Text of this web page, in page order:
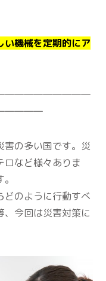
機械を定期的にア
害の多い国です。災
ロなど様々ありま
どのように行動すべ
、今回は災害対策に